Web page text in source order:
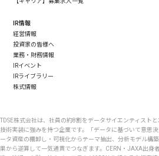
IR情報
経営情報
投資家の皆様へ
業務・財務情報
IRイベント
IRライブラリー
株式情報
TDSE株式会社は、社員の約8割をデータサイエンティスト
技術実装に強みを持つ企業です。「データに基づいて意思
ータ資産の棚卸し・可視化からテーマ抽出、分析モデル構
果から逆算して一気通貫でつなぎます。CERN・JAXA出身